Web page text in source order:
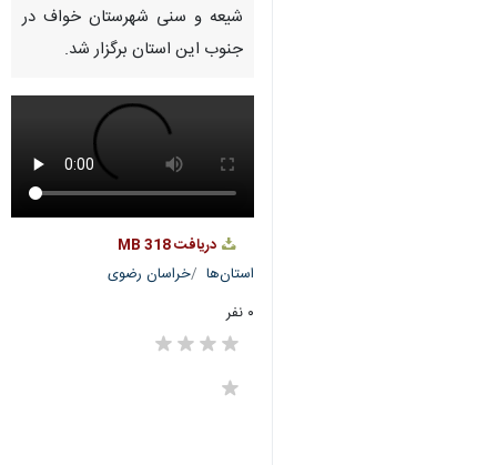
شیعه و سنی شهرستان خواف در
جنوب این استان برگزار شد.
دریافت318 MB
استان‌ها
خراسان رضوی
۰ نفر